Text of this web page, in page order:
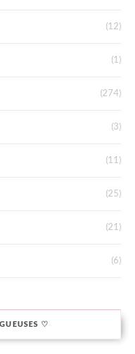
(12)
(1)
(274)
(3)
(11)
(25)
(21)
(6)
♡